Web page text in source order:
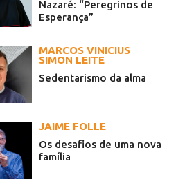
Nazaré: “Peregrinos de
Esperança”
MARCOS VINICIUS
SIMON LEITE
Sedentarismo da alma
JAIME FOLLE
Os desafios de uma nova
família